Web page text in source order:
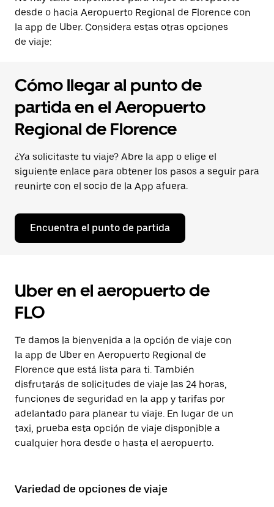
desde o hacia Aeropuerto Regional de Florence con
la app de Uber. Considera estas otras opciones
de viaje:
Cómo llegar al punto de
partida en el Aeropuerto
Regional de Florence
¿Ya solicitaste tu viaje? Abre la app o elige el
siguiente enlace para obtener los pasos a seguir para
reunirte con el socio de la App afuera.
Encuentra el punto de partida
Uber en el aeropuerto de
FLO
Te damos la bienvenida a la opción de viaje con
la app de Uber en Aeropuerto Regional de
Florence que está lista para ti. También
disfrutarás de solicitudes de viaje las 24 horas,
funciones de seguridad en la app y tarifas por
adelantado para planear tu viaje. En lugar de un
taxi, prueba esta opción de viaje disponible a
cualquier hora desde o hasta el aeropuerto.
Variedad de opciones de viaje